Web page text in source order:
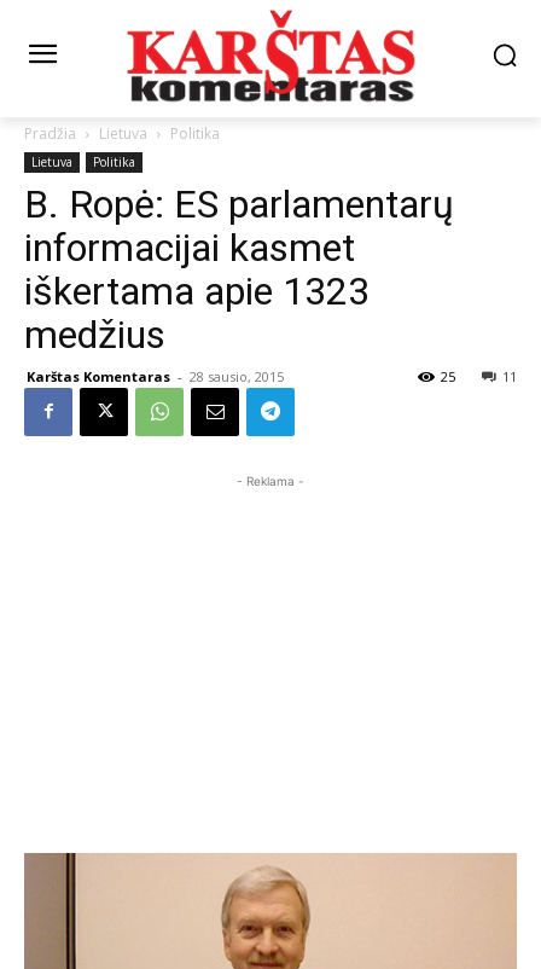
Pradžia Lietuva Politika
Lietuva Politika
B. Ropė: ES parlamentarų
informacijai kasmet
iškertama apie 1323
medžius
Karštas Komentaras - 28 sausio, 2015 11
25
- Reklama -